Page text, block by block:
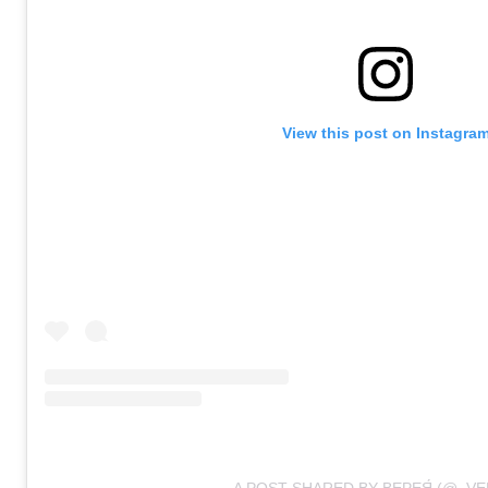
View this post on